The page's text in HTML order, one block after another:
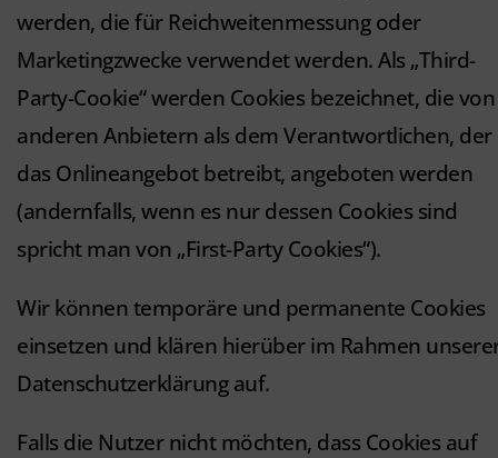
werden, die für Reichweitenmessung oder
Marketingzwecke verwendet werden. Als „Third-
Party-Cookie“ werden Cookies bezeichnet, die von
anderen Anbietern als dem Verantwortlichen, der
das Onlineangebot betreibt, angeboten werden
(andernfalls, wenn es nur dessen Cookies sind
spricht man von „First-Party Cookies“).
Wir können temporäre und permanente Cookies
einsetzen und klären hierüber im Rahmen
Datenschutzerklärung auf.
Falls die Nutzer nicht möchten, dass Cookies auf